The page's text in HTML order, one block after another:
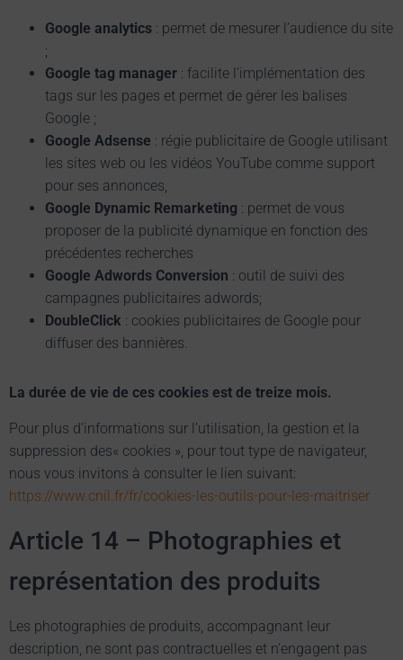
Google analytics : permet de mesurer l’audience du site
;
Google tag manager : facilite l’implémentation des
tags sur les pages et permet de gérer les balises
Google ;
Google Adsense : régie publicitaire de Google utilisant
les sites web ou les vidéos YouTube comme support
pour ses annonces,
Google Dynamic Remarketing : permet de vous
proposer de la publicité dynamique en fonction des
précédentes recherches
Google Adwords Conversion : outil de suivi des
campagnes publicitaires adwords;
DoubleClick : cookies publicitaires de Google pour
diffuser des bannières.
La durée de vie de ces cookies est de treize mois.
Pour plus d’informations sur l’utilisation, la gestion et la
suppression des« cookies », pour tout type de navigateur,
nous vous invitons à consulter le lien suivant:
https://www.cnil.fr/fr/cookies-les-outils-pour-les-maitriser
Article 14 – Photographies et
représentation des produits
Les photographies de produits, accompagnant leur
description, ne sont pas contractuelles et n’engagent pas